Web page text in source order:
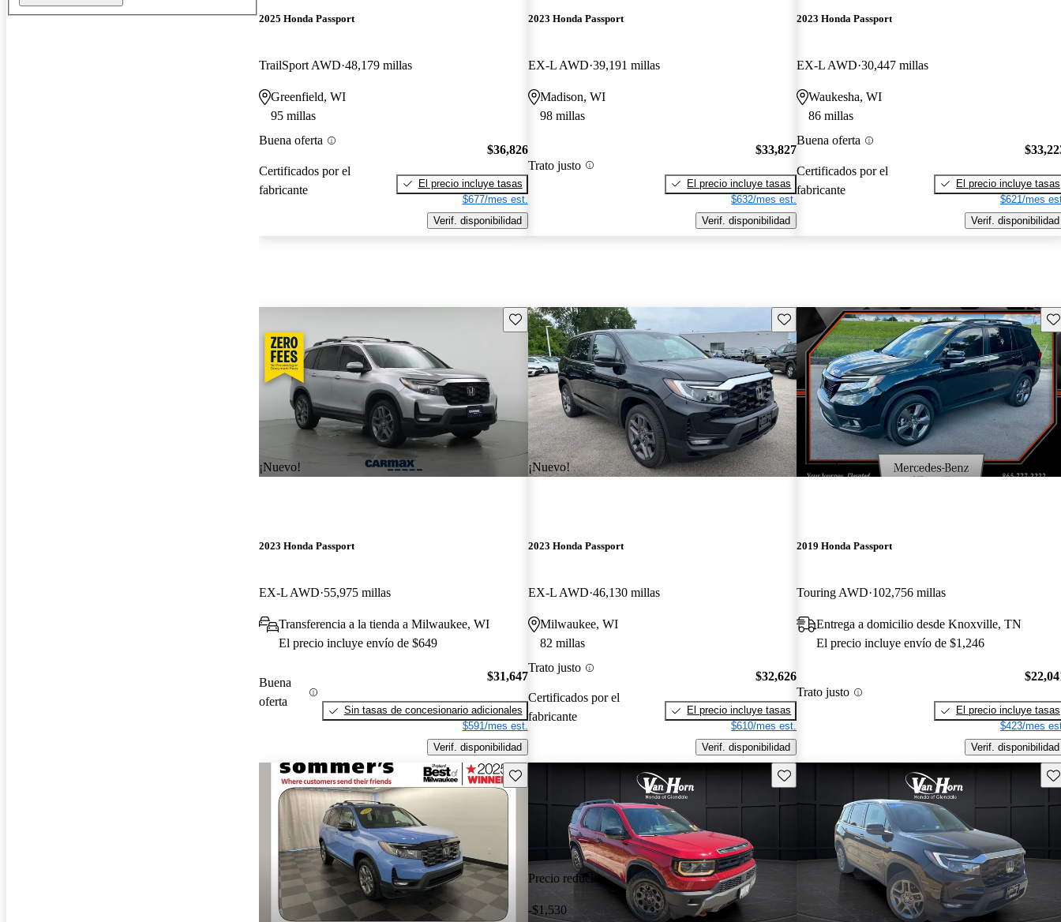
2025 Honda Passport
TrailSport AWD 48,179 millas
Greenfield, WI
95 millas
Buena oferta
Certificados por el
fabricante
$36,826
El precio incluye tasas
$677/mes est.
Verif. disponibilidad
2023 Honda Passport
EX-L AWD 39,191 millas
Madison, WI
98 millas
Trato justo
$33,827
El precio incluye tasas
$632/mes est.
Verif. disponibilidad
2023 Honda Passport
EX-L AWD 30,447 millas
Waukesha, WI
86 millas
Buena oferta
Certificados por el
fabricante
El precio incluye tasas
$621/mes
Verif. disponibilidad
¡Nuevo!
Guarda este Aviso
2023 Honda Passport
EX-L AWD 55,975 millas
Transferencia a la tienda a Milwaukee, WI
El precio incluye envío de $649
Buena
oferta
$31,647
Sin tasas de concesionario adicionales
$591/mes est.
Verif. disponibilidad
¡Nuevo!
Guarda este Aviso
2023 Honda Passport
EX-L AWD 46,130 millas
Milwaukee, WI
82 millas
Trato justo
Certificados por el
fabricante
$32,626
El precio incluye tasas
$610/mes est.
Verif. disponibilidad
¡Nuevo!
2019 Honda Passport
Touring AWD 102,756 millas
Entrega a domicilio desde Knoxville, TN
El precio incluye envío de $1,246
Trato justo
El precio incluye tasas
$423/mes
Verif. disponibilidad
Guarda este Aviso
Precio reducido
-$1,530
Guarda este Aviso